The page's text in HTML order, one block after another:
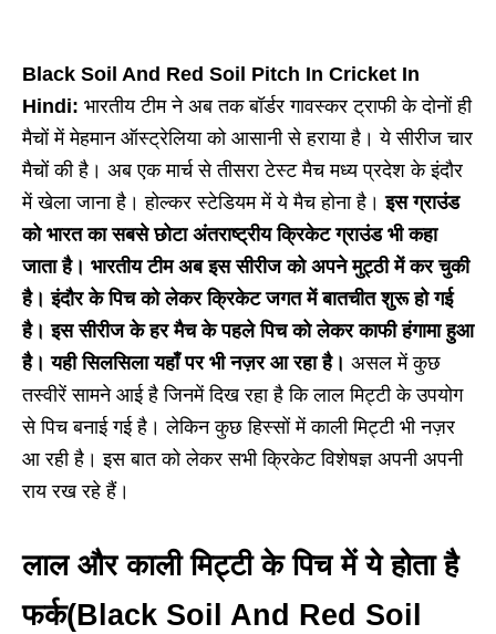
Black Soil And Red Soil Pitch In Cricket In
Hindi: भारतीय टीम ने अब तक बॉर्डर गावस्कर ट्राफी के दोनों ही
मैचों में मेहमान ऑस्ट्रेलिया को आसानी से हराया है। ये सीरीज चार
मैचों की है। अब एक मार्च से तीसरा टेस्ट मैच मध्य प्रदेश के इंदौर
में खेला जाना है। होल्कर स्टेडियम में ये मैच होना है।इस ग्राउंड
को भारत का सबसे छोटा अंतराष्ट्रीय क्रिकेट ग्राउंड भी कहा
जाता है। भारतीय टीम अब इस सीरीज को अपने मुट्ठी में कर चुकी
है। इंदौर के पिच को लेकर क्रिकेट जगत में बातचीत शुरू हो गई
है। इस सीरीज के हर मैच के पहले पिच को लेकर काफी हंगामा हुआ
है। यही सिलसिला यहाँ पर भी नज़र आ रहा है। असल में कुछ
तस्वीरें सामने आई है जिनमें दिख रहा है कि लाल मिट्टी के उपयोग
से पिच बनाई गई है। लेकिन कुछ हिस्सों में काली मिट्टी भी नज़र
आ रही है। इस बात को लेकर सभी क्रिकेट विशेषज्ञ अपनी अपनी
राय रख रहे हैं।
लाल और काली मिट्टी के पिच में ये होता है
फर्क(Black Soil And Red Soil